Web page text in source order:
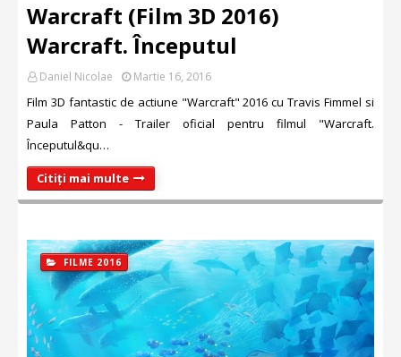
Warcraft (Film 3D 2016)
Warcraft. Începutul
Daniel Nicolae Martie 16, 2016
Film 3D fantastic de actiune "Warcraft" 2016 cu Travis Fimmel si
Paula Patton - Trailer oficial pentru filmul "Warcraft.
Începutul&qu…
Citiți mai multe
FILME 2016